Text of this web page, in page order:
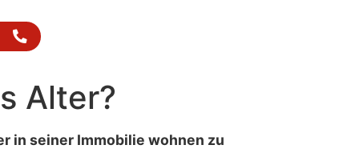
+49 171 / 685 08 80
Alter?
in seiner Immobilie wohnen zu